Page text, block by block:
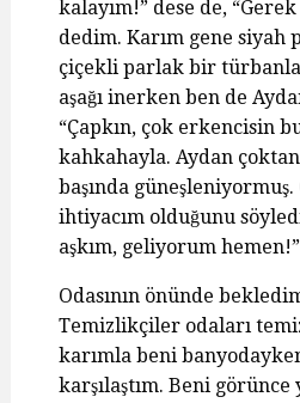
kalayım!” dese de,
dedim. Karım gene siyah
çiçekli parlak bir türbanla
aşağı inerken ben de
“Çapkın, çok erkencisin
kahkahayla. Aydan
başında
ihtiyacım olduğunu
aşkım, geliyorum
Odasının önünde
Temizlikçiler odaları
karımla beni
karşılaştım. Beni görünce